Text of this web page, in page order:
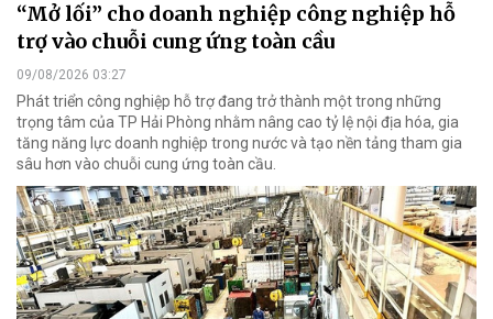
“Mở lối” cho doanh nghiệp công nghiệp hỗ
trợ vào chuỗi cung ứng toàn cầu
09/08/2026 03:27
Phát triển công nghiệp hỗ trợ đang trở thành một trong những
trọng tâm của TP Hải Phòng nhằm nâng cao tỷ lệ nội địa hóa, gia
tăng năng lực doanh nghiệp trong nước và tạo nền tảng tham gia
sâu hơn vào chuỗi cung ứng toàn cầu.